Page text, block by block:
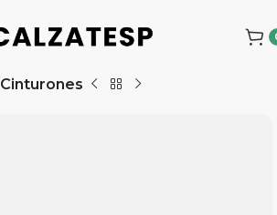
Cinturones